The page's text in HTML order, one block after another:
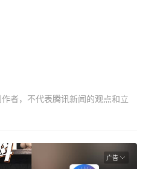
者，不代表腾讯新闻的观点和立
广告